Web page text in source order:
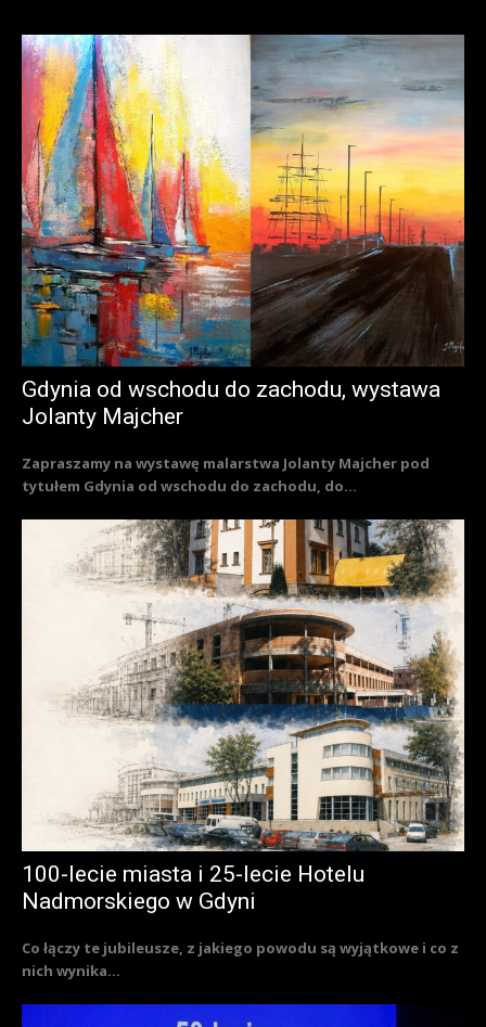
Gdynia od wschodu do zachodu, wystawa
Jolanty Majcher
Zapraszamy na wystawę malarstwa Jolanty Majcher pod
tytułem Gdynia od wschodu do zachodu, do...
100-lecie miasta i 25-lecie Hotelu
Nadmorskiego w Gdyni
Co łączy te jubileusze, z jakiego powodu są wyjątkowe i co z
nich wynika...